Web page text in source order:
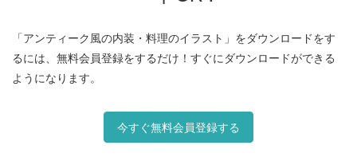
「アンティーク風の内装・料理のイラスト」をダウンロードをす
るには、無料会員登録をするだけ！すぐにダウンロードができる
ようになります。
今すぐ無料会員登録する